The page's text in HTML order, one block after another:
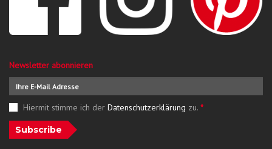
Newsletter abonnieren
Hiermit stimme ich der Datenschutzerklärung zu. *
Subscribe